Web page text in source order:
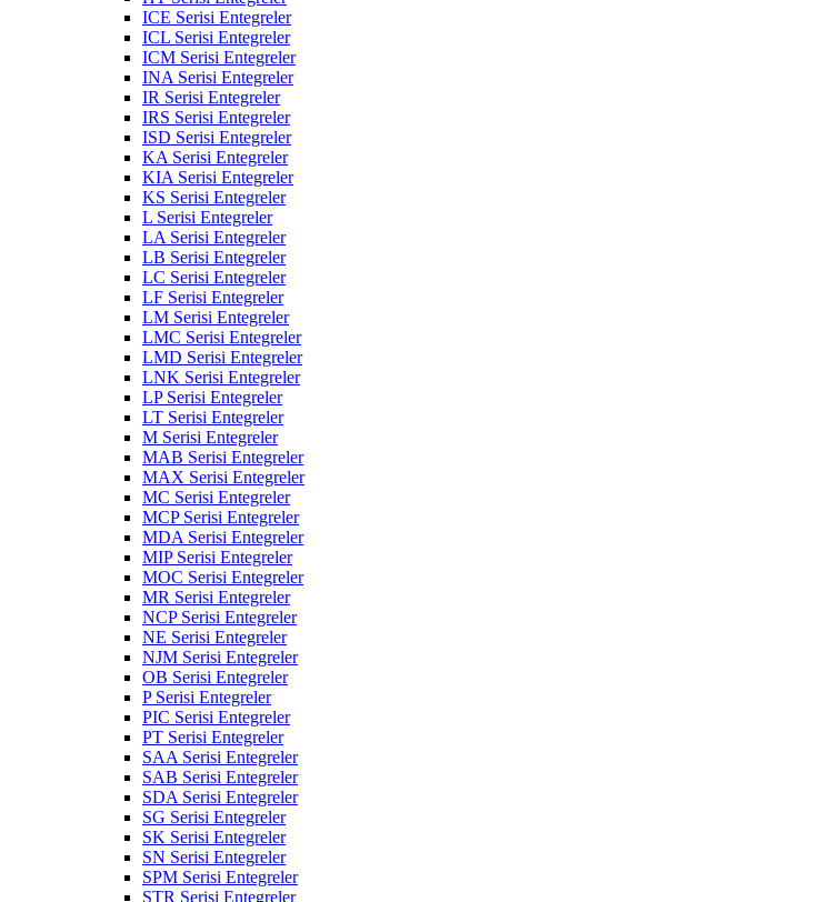
ICE Serisi Entegreler
ICL Serisi Entegreler
ICM Serisi Entegreler
INA Serisi Entegreler
IR Serisi Entegreler
IRS Serisi Entegreler
ISD Serisi Entegreler
KA Serisi Entegreler
KIA Serisi Entegreler
KS Serisi Entegreler
L Serisi Entegreler
LA Serisi Entegreler
LB Serisi Entegreler
LC Serisi Entegreler
LF Serisi Entegreler
LM Serisi Entegreler
LMC Serisi Entegreler
LMD Serisi Entegreler
LNK Serisi Entegreler
LP Serisi Entegreler
LT Serisi Entegreler
M Serisi Entegreler
MAB Serisi Entegreler
MAX Serisi Entegreler
MC Serisi Entegreler
MCP Serisi Entegreler
MDA Serisi Entegreler
MIP Serisi Entegreler
MOC Serisi Entegreler
MR Serisi Entegreler
NCP Serisi Entegreler
NE Serisi Entegreler
NJM Serisi Entegreler
OB Serisi Entegreler
P Serisi Entegreler
PIC Serisi Entegreler
PT Serisi Entegreler
SAA Serisi Entegreler
SAB Serisi Entegreler
SDA Serisi Entegreler
SG Serisi Entegreler
SK Serisi Entegreler
SN Serisi Entegreler
SPM Serisi Entegreler
STR Serisi Entegreler